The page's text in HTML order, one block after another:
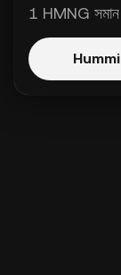
1 HMNG সমান